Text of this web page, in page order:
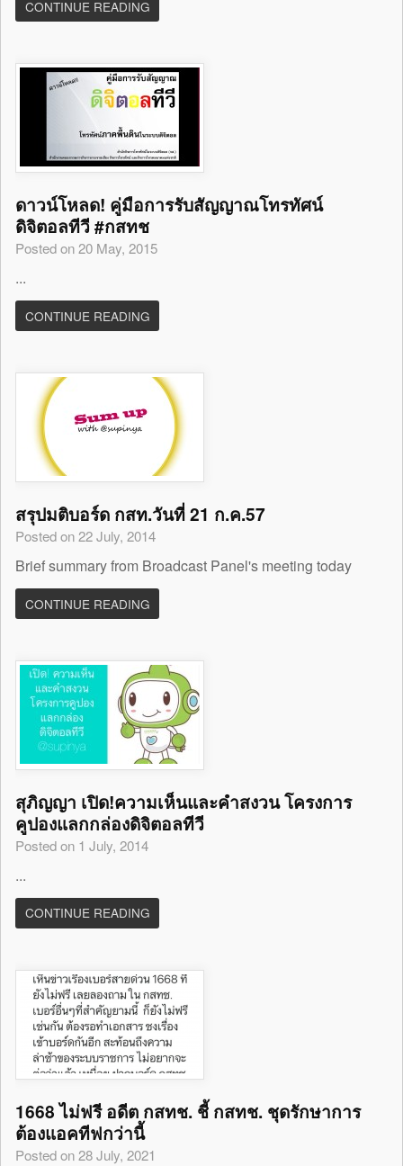
CONTINUE READING
ดาวน์โหลด! คู่มือการรับสัญญาณโทรทัศน์
ดิจิตอลทีวี #กสทช
Posted on 20 May, 2015
...
CONTINUE READING
สรุปมติบอร์ด กสท.วันที่ 21 ก.ค.57
Posted on 22 July, 2014
Brief summary from Broadcast Panel's meeting today
CONTINUE READING
สุภิญญา เปิด!ความเห็นและคำสงวน โครงการ
คูปองแลกกล่องดิจิตอลทีวี
Posted on 1 July, 2014
...
CONTINUE READING
1668 ไม่ฟรี อดีต กสทช. ชี้ กสทช. ชุดรักษาการ
ต้องแอคทีฟกว่านี้
Posted on 28 July, 2021